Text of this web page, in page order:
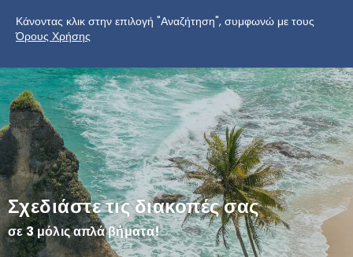
Σχεδιάστε τις διακοπές σας
σε 3 μόλις απλά βήματα!
Κάνοντας κλικ στην επιλογή "Αναζήτηση", συμφωνώ με τους
Όρους Χρήσης